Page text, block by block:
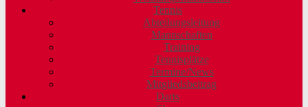
Tennis
Abteilungsleitung
Mannschaften
Training
Tennisplätze
Termine/News
Mitgliedsbeitrag
Darts